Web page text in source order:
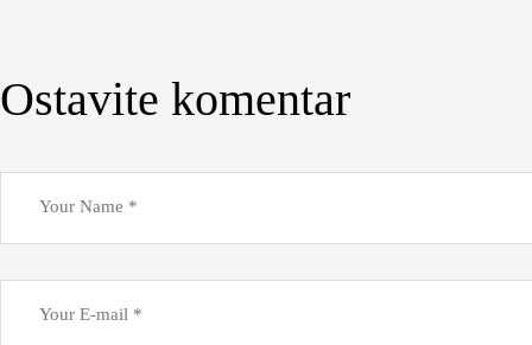
Ostavite komentar